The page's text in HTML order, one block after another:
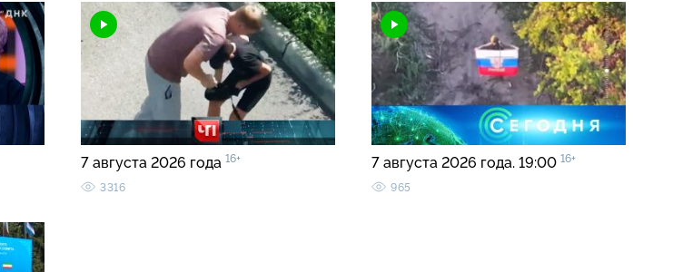
7 августа 2026 года 16+
3316
7 августа 2026 года. 19:00 16+
965